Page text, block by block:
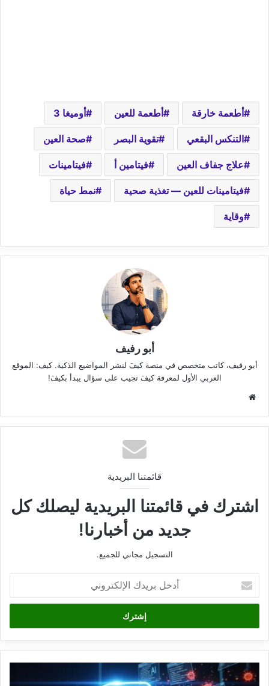
أطعمة خارقة أطعمة للعين أوميغا 3
التنكس البقعي تقوية البصر صحة العين
علاج جفاف العين فيتامين أ فيتامينات
فيتامينات للعين — تغذية صحية نمط حياة
وقاية
أبو رفيف
أبو رفيف، كاتب متخصص في منصة كيفَ لنشر المواضيع الذكية. كيف: الموقع
العربي الأول لمعرفة كيفَ تجيب على سؤال يبدأ بكيفَ!
موقع
قائمتنا البريدية
اشترك في قائمتنا البريدية ليصلك كل
جديد من أخبارنا!
التسجيل مجاني للجميع.
بريدك
الإلكتروني
كيف
تتجنب